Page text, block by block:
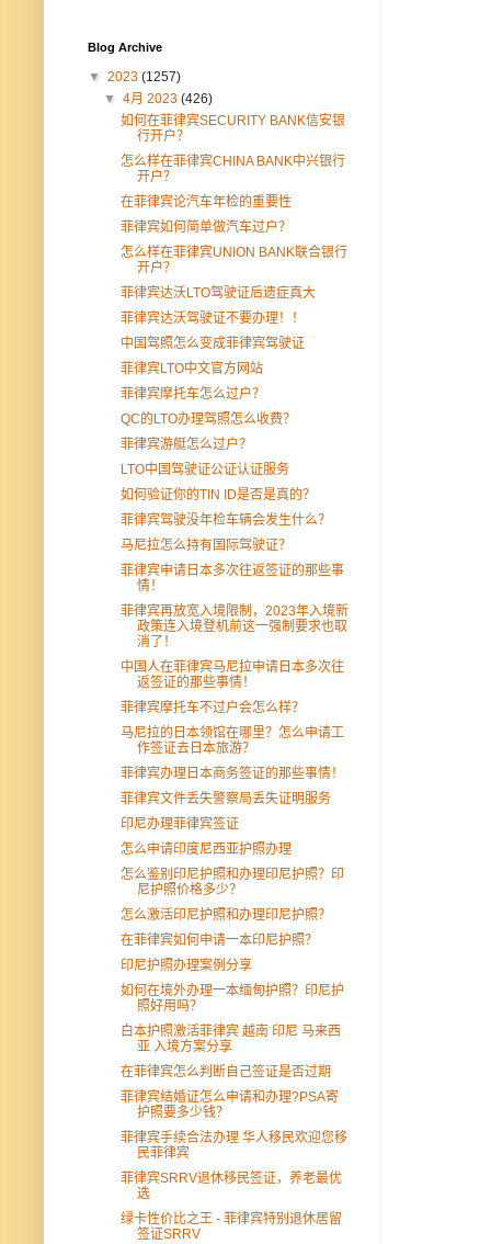
Blog Archive
▼ 2023 (1257)
▼4月 2023(426)
如何在菲律宾SECURITY BANK信安银
行开户？
怎么样在菲律宾CHINA BANK中兴银行
开户？
在菲律宾论汽车年检的重要性
菲律宾如何简单做汽车过户？
怎么样在菲律宾UNION BANK联合银行
开户？
菲律宾达沃LTO驾驶证后遗症真大
菲律宾达沃驾驶证不要办理！！
中国驾照怎么变成菲律宾驾驶证
菲律宾LTO中文官方网站
菲律宾摩托车怎么过户？
QC的LTO办理驾照怎么收费？
菲律宾游艇怎么过户？
LTO中国驾驶证公证认证服务
如何验证你的TIN ID是否是真的？
菲律宾驾驶没年检车辆会发生什么？
马尼拉怎么持有国际驾驶证？
菲律宾申请日本多次往返签证的那些事
情！
菲律宾再放宽入境限制，2023年入境新
政策连入境登机前这一强制要求也取
消了！
中国人在菲律宾马尼拉申请日本多次往
返签证的那些事情！
菲律宾摩托车不过户会怎么样？
马尼拉的日本领馆在哪里？怎么申请工
作签证去日本旅游？
菲律宾办理日本商务签证的那些事情！
菲律宾文件丢失警察局丢失证明服务
印尼办理菲律宾签证
怎么申请印度尼西亚护照办理
怎么鉴别印尼护照和办理印尼护照？印
尼护照价格多少？
怎么激活印尼护照和办理印尼护照？
在菲律宾如何申请一本印尼护照？
印尼护照办理案例分享
如何在境外办理一本缅甸护照？印尼护
照好用吗？
白本护照激活菲律宾 越南 印尼 马来西
亚 入境方案分享
在菲律宾怎么判断自己签证是否过期
菲律宾结婚证怎么申请和办理?PSA寄
护照要多少钱？
菲律宾手续合法办理 华人移民欢迎您移
民菲律宾
菲律宾SRRV退休移民签证，养老最优
选
绿卡性价比之王 - 菲律宾特别退休居留
签证SRRV